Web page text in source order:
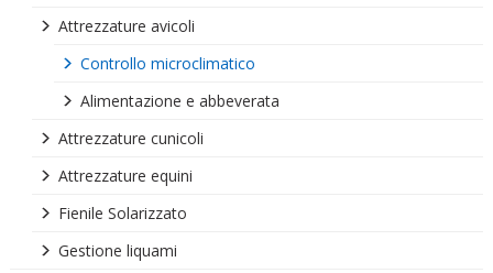
Attrezzature avicoli
Controllo microclimatico
Alimentazione e abbeverata
Attrezzature cunicoli
Attrezzature equini
Fienile Solarizzato
Gestione liquami